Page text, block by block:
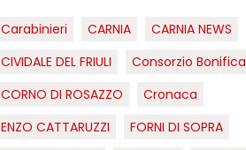
Carabinieri CARNIA
CARNIA NEWS
CIVIDALE DEL FRIULI
Consorzio Bonifica
CORNO DI ROSAZZO
Cronaca
ENZO CATTARUZZI
FORNI DI SOPRA